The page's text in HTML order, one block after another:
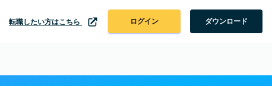
転職したい方はこちら ログイン ダウンロード